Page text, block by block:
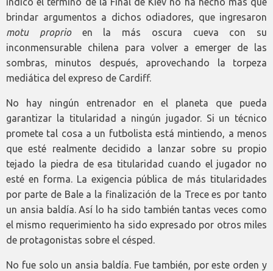
brindar argumentos a dichos odiadores, que ingresaron
motu proprioen la más oscura cueva con su
inconmensurable chilena para volver a emerger de las
sombras, minutos después, aprovechando la torpeza
mediática del expreso de Cardiff.
No hay ningún entrenador en el planeta que pueda
garantizar la titularidad a ningún jugador. Si un técnico
promete tal cosa a un futbolista está mintiendo, a menos
que esté realmente decidido a lanzar sobre su propio
tejado la piedra de esa titularidad cuando el jugador no
esté en forma. La exigencia pública de más titularidades
por parte de Bale a la finalización de la Trece es por tanto
un ansia baldía. Así lo ha sido también tantas veces como
el mismo requerimiento ha sido expresado por otros miles
de protagonistas sobre el césped.
No fue solo un ansia baldía. Fue también, por este orden y